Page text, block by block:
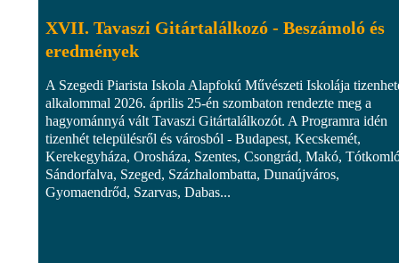
XVII. Tavaszi Gitártalálkozó - Beszámoló és
eredmények
A Szegedi Piarista Iskola Alapfokú Művészeti Iskolája
alkalommal 2026. április 25-én szombaton rendezte meg a
hagyománnyá vált Tavaszi Gitártalálkozót. A Programra idén
tizenhét településről és városból - Budapest, Kecskemét,
Kerekegyháza, Orosháza, Szentes, Csongrád, Makó,
Sándorfalva, Szeged, Százhalombatta, Dunaújváros,
Gyomaendrőd, Szarvas, Dabas...